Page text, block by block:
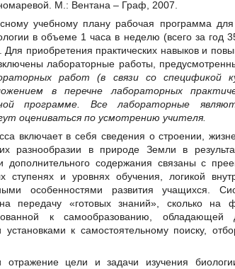
М.: Вентана – Граф, 2007.
учебному плану рабочая программа
в объеме 1 часа в неделю (всего за год
приобретения практических навыков и
лабораторные работы,
работ (в связи со спецификой
в перечне лабораторных
программе. Все лабораторные
оцениваться по усмотрению учителя.
включает в себя сведения о строении,
разнообразии в природе Земли в
содержания связаны с
ступенях и уровнях обучения, логикой
особенностями развития учащихся.
передачу «готовых знаний», сколько на
к самообразованию, обладающей
к самостоятельному поиску,
цели и задачи изучения